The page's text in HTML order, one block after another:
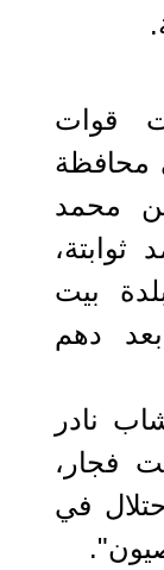
قوات
محافظة
محمد
بيت
دهم
نادر
فجار،
في